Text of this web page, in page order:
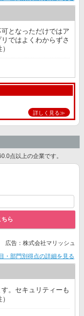
となっただけではア
ではよくわからずさ
詳しく見る≫
点以上の企業です。
ら
広告：株式会社マリッシュ
・部門別得点の詳細を見る
。セキュリティーも